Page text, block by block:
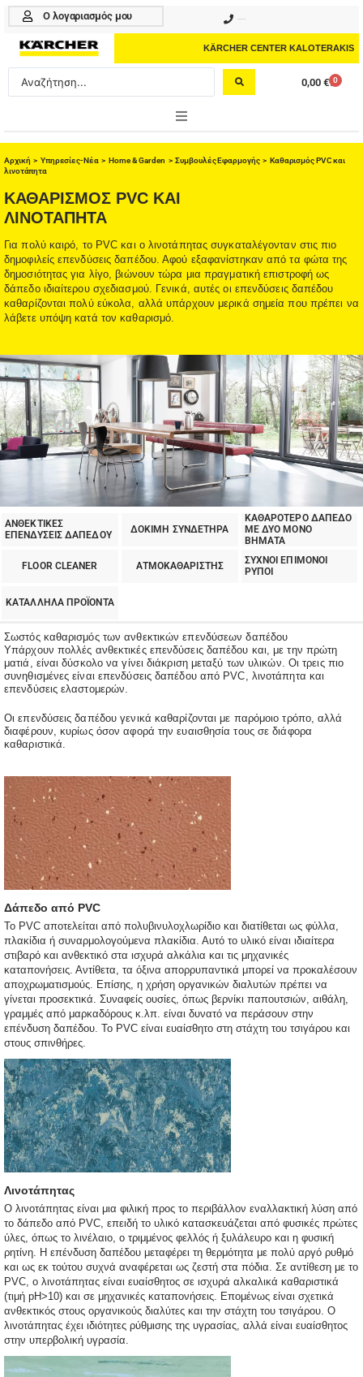
Μετάβαση
περιεχόμενο
Ο λογαριασμός μου
KÄRCHER CENTER KALOTERAKIS
Search
...
0,00 € 0
Cart
ONLINE SHOP
PROFESSIONAL
ΑΞΕΣΟΥΑΡ
ΚΑΘΑΡΙΣΤΙΚΑ
ΥΠΗΡΕΣΙΕΣ-ΝΕΑ-ΛΥΣΕΙΣ
Αρχική > Υπηρεσίες-Νέα >Home & Garden >Συμβουλές Εφαρμογής> Καθαρισμός PVC και
λινοτάπητα
ΚΑΘΑΡΙΣΜΌΣ PVC ΚΑΙ
ΛΙΝΟΤΆΠΗΤΑ
Για πολύ καιρό, το PVC και ο λινοτάπητας συγκαταλέγονταν στις πιο
δημοφιλείς επενδύσεις δαπέδου. Αφού εξαφανίστηκαν από τα φώτα της
δημοσιότητας για λίγο, βιώνουν τώρα μια πραγματική επιστροφή ως
δάπεδο ιδιαίτερου σχεδιασμού. Γενικά, αυτές οι επενδύσεις δαπέδου
καθαρίζονται πολύ εύκολα, αλλά υπάρχουν μερικά σημεία που πρέπει να
λάβετε υπόψη κατά τον καθαρισμό.
ΑΝΘΕΚΤΙΚΕΣ
ΕΠΕΝΔΥΣΕΙΣ ΔΑΠΕΔΟΥ
ΔΟΚΙΜΗ ΣΥΝΔΕΤΗΡΑ
ΚΑΘΑΡΟΤΕΡΟ ΔΑΠΕΔΟ
ΜΕ ΔΥΟ ΜΟΝΟ
ΒΗΜΑΤΑ
FLOOR CLEANER ΑΤΜΟΚΑΘΑΡΙΣΤΗΣ
ΣΥΧΝΟΙ ΕΠΙΜΟΝΟΙ
ΡΥΠΟΙ
ΚΑΤΑΛΛΗΛΑ ΠΡΟΪΟΝΤΑ
Σωστός καθαρισμός των ανθεκτικών επενδύσεων δαπέδου
Υπάρχουν πολλές ανθεκτικές επενδύσεις δαπέδου και, με την πρώτη
ματιά, είναι δύσκολο να γίνει διάκριση μεταξύ των υλικών. Οι τρεις πιο
συνηθισμένες είναι επενδύσεις δαπέδου από PVC, λινοτάπητα και
επενδύσεις ελαστομερών.
Οι επενδύσεις δαπέδου γενικά καθαρίζονται με παρόμοιο τρόπο, αλλά
διαφέρουν, κυρίως όσον αφορά την ευαισθησία τους σε διάφορα
καθαριστικά.
Δάπεδο από PVC
Το PVC αποτελείται από πολυβινυλοχλωρίδιο και διατίθεται ως φύλλα,
πλακίδια ή συναρμολογούμενα πλακίδια. Αυτό το υλικό είναι ιδιαίτερα
στιβαρό και ανθεκτικό στα ισχυρά αλκάλια και τις μηχανικές
καταπονήσεις. Αντίθετα, τα όξινα απορρυπαντικά μπορεί να προκαλέσουν
αποχρωματισμούς. Επίσης, η χρήση οργανικών διαλυτών πρέπει να
γίνεται προσεκτικά. Συναφείς ουσίες, όπως βερνίκι παπουτσιών, αιθάλη,
γραμμές από μαρκαδόρους κ.λπ. είναι δυνατό να περάσουν στην
επένδυση δαπέδου. Το PVC είναι ευαίσθητο στη στάχτη του τσιγάρου και
στους σπινθήρες.
Λινοτάπητας
Ο λινοτάπητας είναι μια φιλική προς το περιβάλλον εναλλακτική λύση από
το δάπεδο από PVC, επειδή το υλικό κατασκευάζεται από φυσικές πρώτες
ύλες, όπως το λινέλαιο, ο τριμμένος φελλός ή ξυλάλευρο και η φυσική
ρητίνη. Η επένδυση δαπέδου μεταφέρει τη θερμότητα με πολύ αργό ρυθμό
και ως εκ τούτου συχνά αναφέρεται ως ζεστή στα πόδια. Σε αντίθεση με το
PVC, ο λινοτάπητας είναι ευαίσθητος σε ισχυρά αλκαλικά καθαριστικά
(τιμή pH>10) και σε μηχανικές καταπονήσεις. Επομένως είναι σχετικά
ανθεκτικός στους οργανικούς διαλύτες και την στάχτη του τσιγάρου. Ο
λινοτάπητας έχει ιδιότητες ρύθμισης της υγρασίας, αλλά είναι ευαίσθητος
στην υπερβολική υγρασία.